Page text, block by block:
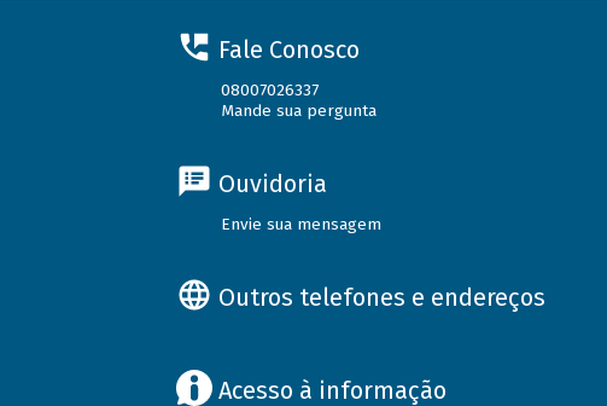
Fale Conosco
08007026337
Mande sua pergunta
Ouvidoria
Envie sua mensagem
Outros telefones e endereços
Acesso à informação